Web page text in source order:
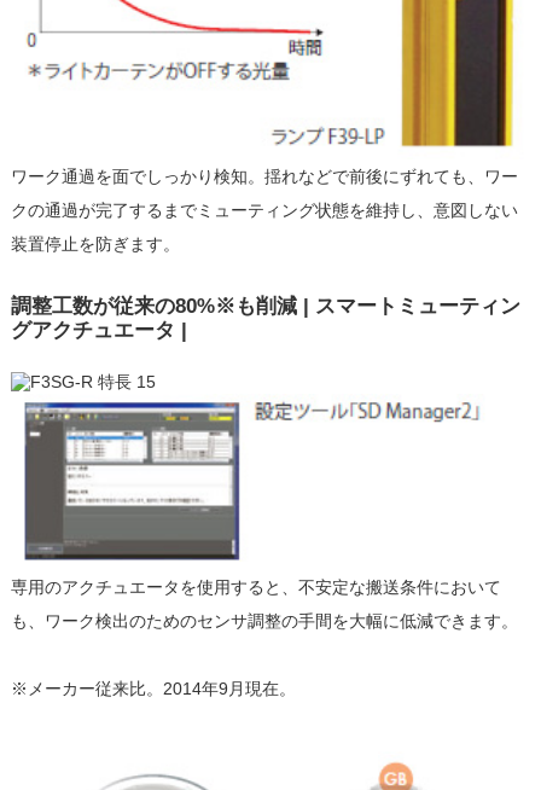
ワーク通過を面でしっかり検知。揺れなどで前後にずれても、ワー
クの通過が完了するまでミューティング状態を維持し、意図しない
装置停止を防ぎます。
調整工数が従来の80%※も削減 | スマートミューティン
グアクチュエータ |
専用のアクチュエータを使用すると、不安定な搬送条件において
も、ワーク検出のためのセンサ調整の手間を大幅に低減できます。
※メーカー従来比。2014年9月現在。